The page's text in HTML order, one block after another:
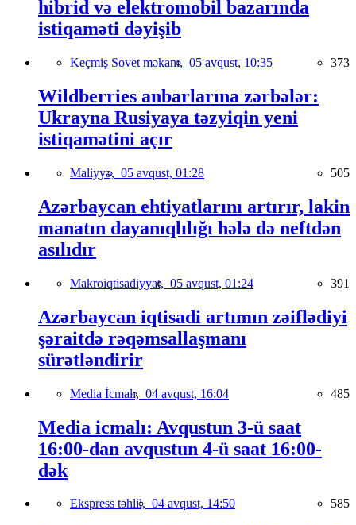
hibrid və elektromobil bazarında
istiqaməti dəyişib
Keçmiş Sovet məkanı, 05 avqust, 10:35 373
Wildberries anbarlarına zərbələr:
Ukrayna Rusiyaya təzyiqin yeni
istiqamətini açır
Maliyyə, 05 avqust, 01:28 505
Azərbaycan ehtiyatlarını artırır, lakin
manatın dayanıqlılığı hələ də neftdən
asılıdır
Makroiqtisadiyyat, 05 avqust, 01:24 391
Azərbaycan iqtisadi artımın zəiflədiyi
şəraitdə rəqəmsallaşmanı
sürətləndirir
Media İcmalı, 04 avqust, 16:04 485
Media icmalı: Avqustun 3-ü saat
16:00-dan avqustun 4-ü saat 16:00-
dək
Ekspress təhlil, 04 avqust, 14:50 585